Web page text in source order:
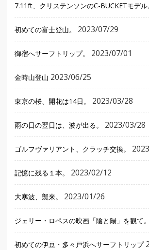
7.11ft、クリステンソンのC-BUCKETモデル
初めての富士登山。 2023/07/29
御宿へサーフトリップ。 2023/07/01
金時山登山 2023/06/25
東京の桜、開花は14日。 2023/03/28
雨の日の翌日は、波が出る。 2023/03/28
ゴルフヴァリアント、クラッチ交換。
記憶に残る１本。 2023/02/12
大寒波、襲来。 2023/01/26
ジェリー・ロペスの映画「陰と陽」を観て。
初めての伊豆・多々戸浜へサーフトリップ